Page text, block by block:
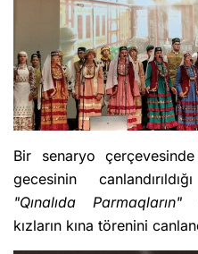
Bir senaryo
gecesinin
"Qınalıda Parmaqların"
kızların kına törenini